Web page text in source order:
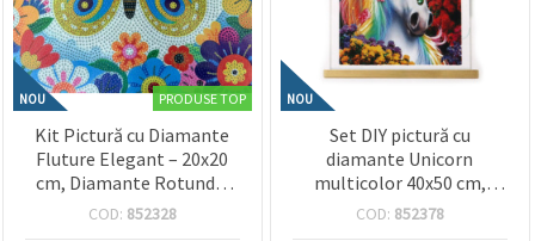
NOU PRODUSE TOP
Kit Pictură cu Diamante
Fluture Elegant – 20x20
cm, Diamante Rotunde,
Acoperire Parțială
COD: 852328
NOU
Set DIY pictură cu
diamante Unicorn
multicolor 40x50 cm,
diamante rotunde –
COD: 852378